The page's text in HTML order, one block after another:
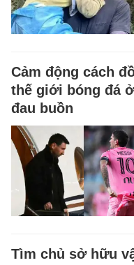
Cảm động cách
thế giới bóng đá
đau buồn
Tìm chủ sở hữu